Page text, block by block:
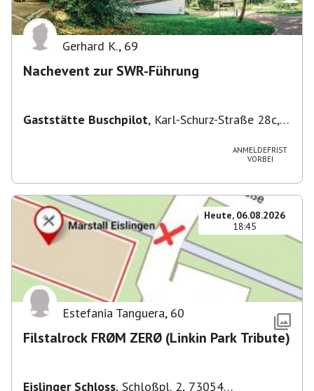
Gerhard K., 69
Nachevent zur SWR-Führung
Gaststätte Buschpilot, Karl-Schurz-Straße 28c,
ANMELDEFRIST
VORBEI
Heute, 06.08.2026
18:45
Estefania Tanguera, 60
Filstalrock FRØM ZERØ (Linkin Park Tribute)
Eislinger Schloss, Schloßpl. 2, 73054